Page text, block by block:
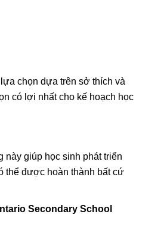
chọn dựa trên sở thích và
có lợi nhất cho kế hoạch học
này giúp học sinh phát triển
thể được hoàn thành bất cứ
Secondary School